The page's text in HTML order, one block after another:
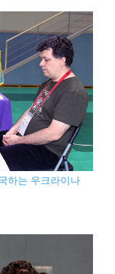
하는 우크라이나